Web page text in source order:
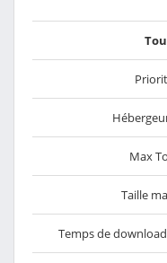
Max
Taille
Temps de